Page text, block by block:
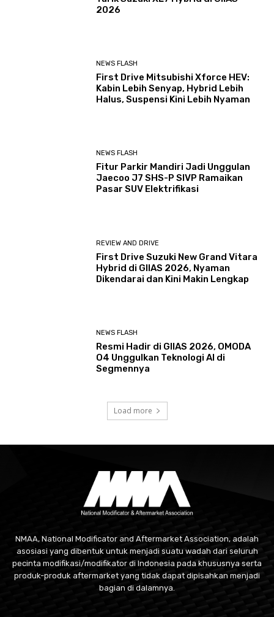
2026
NEWS FLASH
First Drive Mitsubishi Xforce HEV:
Kabin Lebih Senyap, Hybrid Lebih
Halus, Suspensi Kini Lebih Nyaman
NEWS FLASH
Fitur Parkir Mandiri Jadi Unggulan
Jaecoo J7 SHS-P SIVP Ramaikan
Pasar SUV Elektrifikasi
REVIEW AND DRIVE
First Drive Suzuki New Grand Vitara
Hybrid di GIIAS 2026, Nyaman
Dikendarai dan Kini Makin Lengkap
NEWS FLASH
Resmi Hadir di GIIAS 2026, OMODA
O4 Unggulkan Teknologi AI di
Segmennya
Load more
NMAA, National Modificator and Aftermarket Association, adalah
asosiasi yang dibentuk untuk menjadi suatu wadah dari seluruh
pecinta modifikasi/modifikator di Indonesia pada khususnya serta
produk-produk aftermarket yang tidak dapat dipisahkan menjadi
bagian di dalamnya.